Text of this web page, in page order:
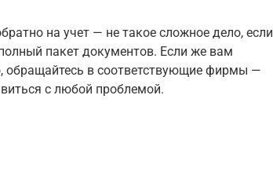
на учет — не такое сложное дело, если
пакет документов. Если же вам
обращайтесь в соответствующие фирмы —
с любой проблемой.